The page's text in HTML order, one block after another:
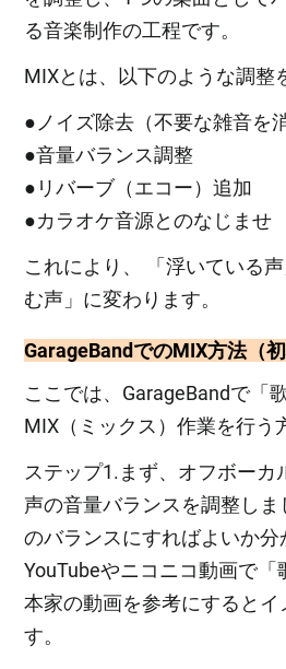
る音楽制作の工程です。
MIXとは、以下のような調整
●ノイズ除去（不要な雑音を
●音量バランス調整
●リバーブ（エコー）追加
●カラオケ音源とのなじませ
これにより、 「浮いている
む声」に変わります。
GarageBandでのMIX方法（初
ここでは、GarageBandで「
MIX（ミックス）作業を行う
ステップ1.まず、オフボーカ
声の音量バランスを調整し
のバランスにすればよいか分
YouTubeやニコニコ動画で
本家の動画を参考にすると
す。